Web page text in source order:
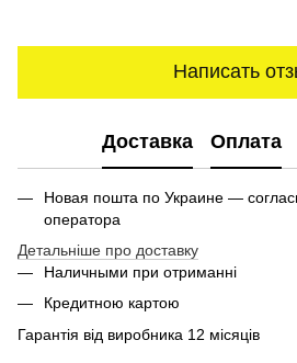
Написать
Доставка Оплата
Новая пошта по Украине —
оператора
Детальніше про доставку
Наличными при отриманні
Кредитною картою
Гарантія від виробника 12 місяців